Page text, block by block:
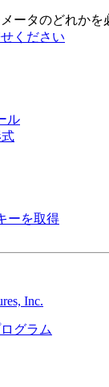
ータのどれかを
ください
ル
ーを取得
Inc.
グラム